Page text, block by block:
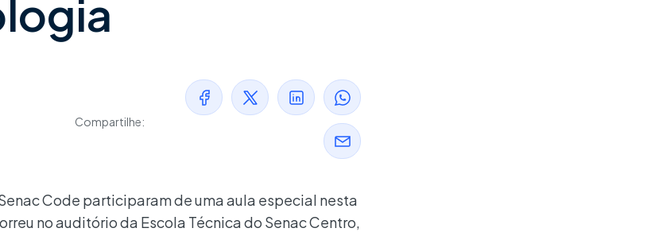
Compartilhe:
Code participaram de uma aula especial nesta
no auditório da Escola Técnica do Senac Centro,